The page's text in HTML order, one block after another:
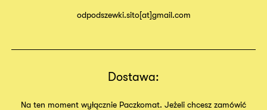
odpodszewki.sito[at]gmail.com
Dostawa:
Na ten moment wyłącznie Paczkomat. Jeżeli chcesz zamówić